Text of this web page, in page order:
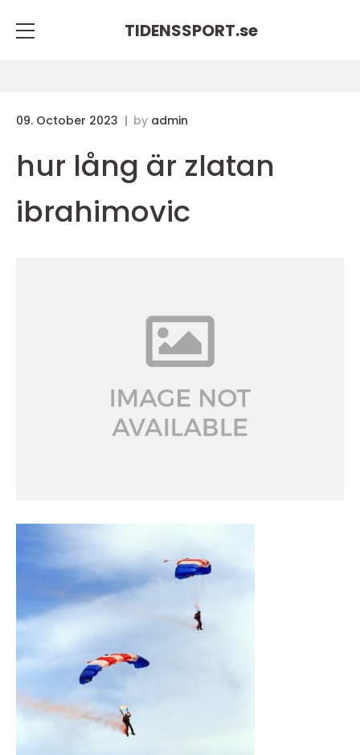
TIDENSSPORT.se
09. October 2023 by admin
hur lång är zlatan
ibrahimovic